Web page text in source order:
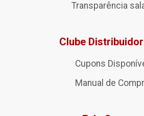
Transparência
Clube
Cupons
Manual de